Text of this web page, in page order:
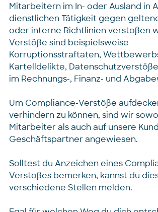
Mitarbeitern im In- oder Ausland in
dienstlichen Tätigkeit gegen
oder interne Richtlinien verstoßen
Verstöße sind beispielsweise
Korruptionsstraftaten,
Kartelldelikte,
im Rechnungs-, Finanz- und
Um Compliance-Verstöße
verhindern zu können, sind wir
Mitarbeiter als auch auf unsere
Geschäftspartner angewiesen.
Solltest du Anzeichen eines
Verstoßes bemerken, kannst du
verschiedene Stellen melden.